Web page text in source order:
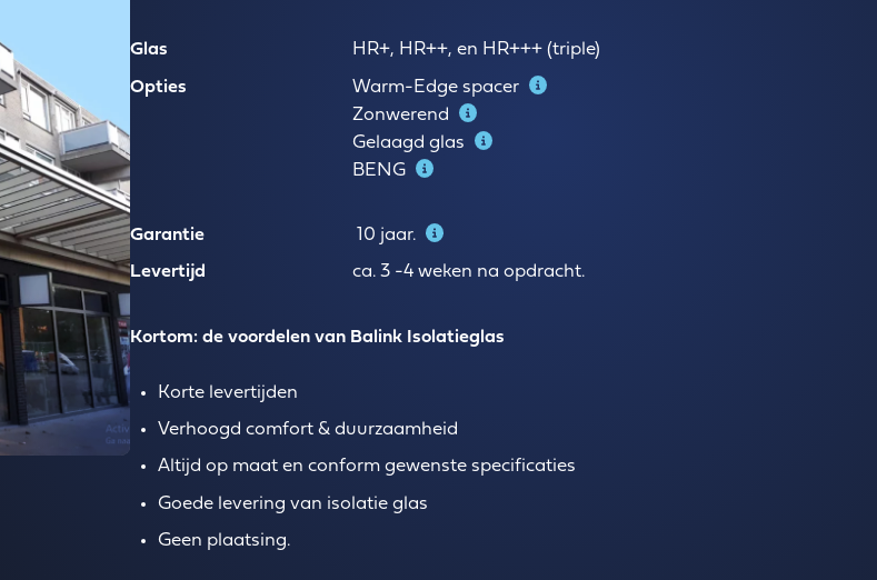
Glas
HR+, HR++, en HR+++ (triple)
Opties
Warm-Edge spacer
Zonwerend
Gelaagd glas
BENG
Garantie
10 jaar.
Levertijd
ca. 3 -4 weken na opdracht.
Kortom: de voordelen van Balink Isolatieglas
Korte levertijden
Verhoogd comfort & duurzaamheid
Altijd op maat en conform gewenste specificaties
Goede levering van isolatie glas
Geen plaatsing.